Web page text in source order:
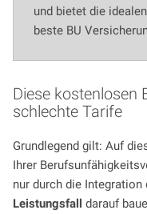
und bietet die
beste BU
Diese kostenlosen
schlechte Tarife
Grundlegend gilt: Auf
Ihrer
nur durch die
Leistungsfall darauf